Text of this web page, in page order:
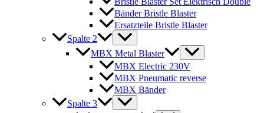
Bänder Bristle Blaster
Ersatzteile Bristle Blaster
Spalte 2
MBX Metal Blaster
MBX Electric 230V
MBX Pneumatic reverse
MBX Bänder
Spalte 3